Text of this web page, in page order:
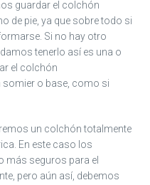
guardar el colchón
de pie, ya que sobre todo si
Si no hay otro
tenerlo así es una o
el colchón
o base, como si
un colchón totalmente
En este caso los
más seguros para el
pero aún así, debemos